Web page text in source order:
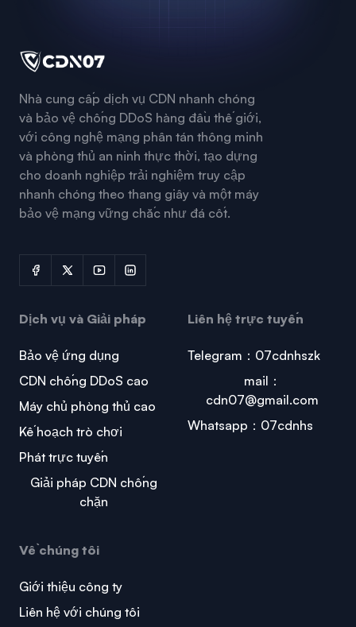
Nhà cung cấp dịch vụ CDN nhanh chóng
và bảo vệ chống DDoS hàng đầu thế giới,
với công nghệ mạng phân tán thông minh
và phòng thủ an ninh thực thời, tạo dựng
cho doanh nghiệp trải nghiệm truy cập
nhanh chóng theo thang giây và một máy
bảo vệ mạng vững chắc như đá cốt.
Dịch vụ và Giải pháp
Bảo vệ ứng dụng
CDN chống DDoS cao
Máy chủ phòng thủ cao
Kế hoạch trò chơi
Phát trực tuyến
Giải pháp CDN chống
chặn
Liên hệ trực tuyến
Telegram：07cdnhszk
mail：
cdn07@gmail.com
Whatsapp：07cdnhs
Về chúng tôi
Giới thiệu công ty
Liên hệ với chúng tôi